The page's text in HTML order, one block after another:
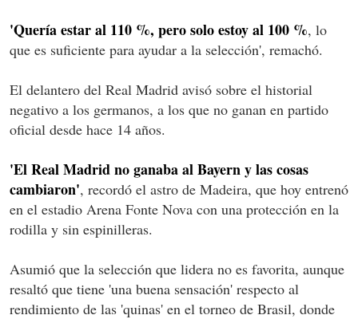
'Quería estar al 110 %, pero solo estoy al 100 %, lo
que es suficiente para ayudar a la selección', remachó.
El delantero del Real Madrid avisó sobre el historial
negativo a los germanos, a los que no ganan en partido
oficial desde hace 14 años.
'El Real Madrid no ganaba al Bayern y las cosas
cambiaron', recordó el astro de Madeira, que hoy entrenó
en el estadio Arena Fonte Nova con una protección en la
rodilla y sin espinilleras.
Asumió que la selección que lidera no es favorita, aunque
resaltó que tiene 'una buena sensación' respecto al
rendimiento de las 'quinas' en el torneo de Brasil, donde